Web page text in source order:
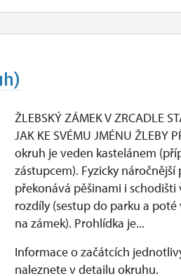
ŽLEBSKÝ ZÁMEK V ZRCADLE
JAK KE SVÉMU JMÉNU ŽLEBY
okruh je veden kastelánem
zástupcem). Fyzicky náročnější
překonává pěšinami i schodišti
rozdíly (sestup do parku a
na zámek). Prohlídka je...
Informace o začátcích
naleznete v detailu okruhu.